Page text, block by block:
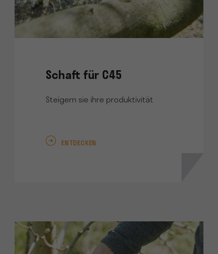
Schaft für C45
Steigern sie ihre produktivität
ENTDECKEN